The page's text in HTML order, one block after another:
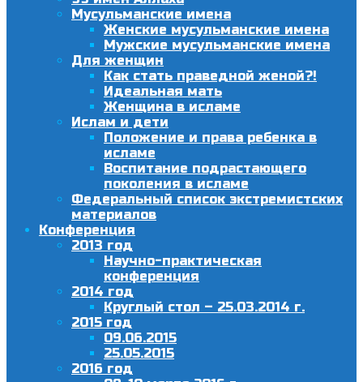
Мусульманские имена
Женские мусульманские имена
Мужские мусульманские имена
Для женщин
Как стать праведной женой?!
Идеальная мать
Женщина в исламе
Ислам и дети
Положение и права ребенка в
исламе
Воспитание подрастающего
поколения в исламе
Федеральный список экстремистских
материалов
Конференция
2013 год
Научно-практическая
конференция
2014 год
Круглый стол – 25.03.2014 г.
2015 год
09.06.2015
25.05.2015
2016 год